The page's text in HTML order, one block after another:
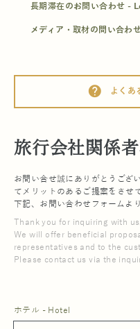
長期滞在のお問い合わせ -
メディア・取材の問い合
help よくあ
旅行会社関係
お問い合せ誠にありがとうござ
てメリットのあるご提案をさせ
下記、お問い合わせフォームよ
Thank you for inquiring with us.
We will offer beneficial
representatives and to the
Please contact us via the
ホテル - Hotel